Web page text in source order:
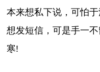
本来想私下说，可怕
想发短信，可是手一
寒!